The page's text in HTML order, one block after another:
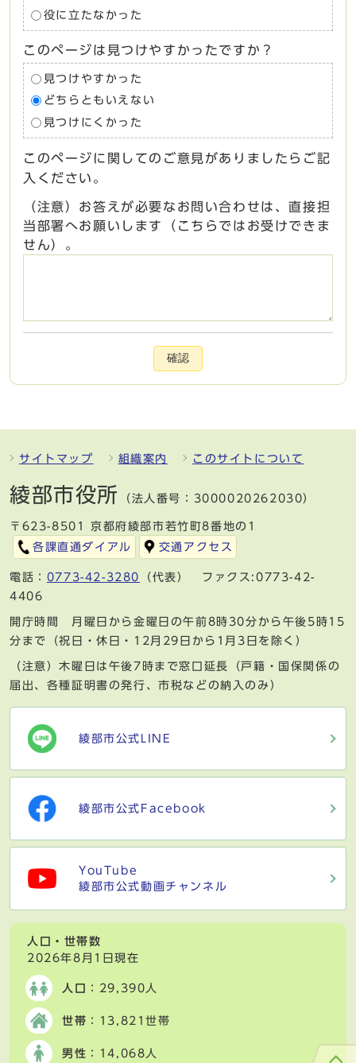
役に立たなかった
このページは見つけやすかったですか？
見つけやすかった
どちらともいえない
見つけにくかった
このページに関してのご意見がありましたらご記
入ください。
（注意）お答えが必要なお問い合わせは、直接担
当部署へお願いします（こちらではお受けできま
せん）。
確認
サイトマップ 組織案内 このサイトについて
綾部市役所 （法人番号：3000020262030）
〒623-8501 京都府綾部市若竹町8番地の1
各課直通ダイアル
交通アクセス
電話： 0773-42-3280
（代表） ファクス:0773-42-
4406
開庁時間 月曜日から金曜日の午前8時30分から午後5時15
分まで（祝日・休日・12月29日から1月3日を除く）
（注意）木曜日は午後7時まで窓口延長（戸籍・国保関係の
届出、各種証明書の発行、市税などの納入のみ）
綾部市公式LINE
綾部市公式Facebook
YouTube
綾部市公式動画チャンネル
人口・世帯数
2026年8月1日現在
人口 ：29,390人
世帯 ：13,821世帯
男性 ：14,068人